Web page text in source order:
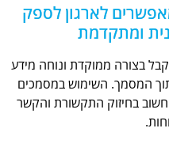
לארגון לספק
ומתקדמת
בצורה ממוקדת ונוחה מידע
המסמך. השימוש במסמכים
בחיזוק התקשורת והקשר